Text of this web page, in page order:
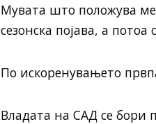
Мувата што положува
сезонска појава, а
По искоренувањето
Владата на САД се бори